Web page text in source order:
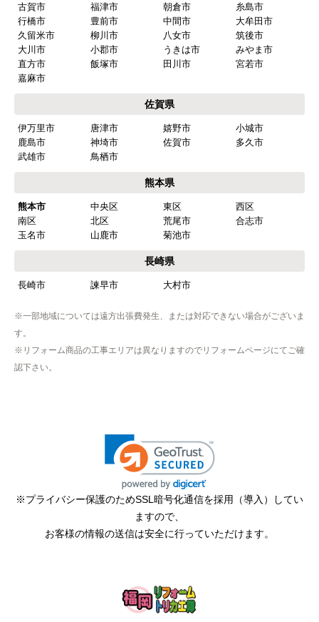
またこのショップを利用したいですか？
文時期】2026年03月頃（モバイルから）
【このショップを選んだ理由は？】
商品価格がお手頃だった
【注文からどのくらいで届きましたか？】
忘れました
【その他感想・コメント】
工事は土曜日に申し込んだが、
たので、仕事を1日休まなければならなかった。
予定の期日までに商品が届きましたか？
はい
商品の梱包は必要十分なものでしたか？
はい
【注文商品】エアコン・クーラー 【注
古賀市
福津市 朝倉市
糸島市
行橋市
豊前市 中間市
大牟田市
久留米市
柳川市 八女市
筑後市
大川市
小郡市 うきは市
みやま市
直方市
飯塚市 田川市
宮若市
嘉麻市
佐賀県
伊万里市 唐津市 嬉野市
小城市
鹿島市
神埼市 佐賀市
多久市
武雄市
鳥栖市
熊本県
熊本市 中央区 東区
西区
南区
北区 荒尾市
合志市
玉名市
山鹿市 菊池市
長崎県
長崎市 諫早市 大村市
※一部地域については遠方出張費発生、または対応できない場合がございま
す。
※リフォーム商品の工事エリアは異なりますのでリフォームページにてご確
認下さい。
※プライバシー保護のためSSL暗号化通信を採用（導入）してい
ますので、
お客様の情報の送信は安全に行っていただけます。